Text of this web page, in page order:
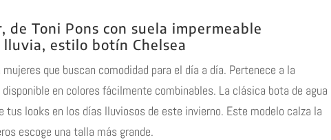
de Toni Pons con suela impermeable
estilo botín Chelsea
que buscan comodidad para el día a día. Pertenece a la
en colores fácilmente combinables. La clásica bota de agua
tus looks en los días lluviosos de este invierno. Este modelo calza la
escoge una talla más grande.